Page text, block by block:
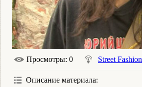
Просмотры: 0 Street Fashion
Описание материала: